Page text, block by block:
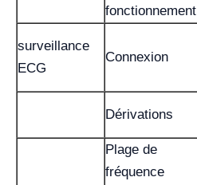
fonctionnement
surveillance
ECG
Connexion
Dérivations
Plage de
fréquence